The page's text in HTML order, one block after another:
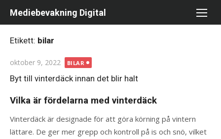
Mediebevakning Digital
Etikett: bilar
Publicerad
den
oktober 9, 2022 BILAR
Byt till vinterdäck innan det blir halt
Vilka är fördelarna med vinterdäck
Vinterdäck är designade för att göra körning på vintern
lättare. De ger mer grepp och kontroll på is och snö, vilket